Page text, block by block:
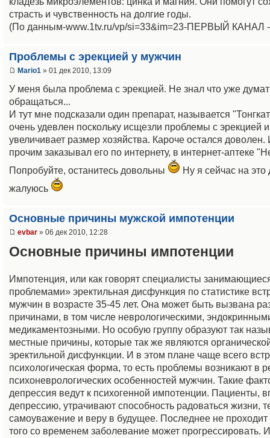
страсть и чувственность на долгие годы.
(По данным-www.1tv.ru/vp/si=33&im=23-ПЕРВЫЙ КАНАЛ -
Проблемы с эрекцией у мужчин
Mario1 » 01 дек 2010, 13:09
У меня была проблема с эрекцией. Не знал что уже
обращаться...
И тут мне подсказали один препарат, называется
очень удевлен поскольку исщезли проблемы с эрекцией
увеличивает размер хозяйства. Кароче остался
прочим заказывал его по интернету, в интернет-аптеке
Попробуйте, останитесь довольны
Ну я сейчас на это
жалуюсь
Основные причины мужской импотенции
evbar » 06 дек 2010, 12:28
Основные причины импотенции
Импотенция, или как говорят специалисты
проблемами» эректильная дисфункция по статистике
мужчин в возрасте 35-45 лет. Она может быть вызвана
причинами, в том числе неврологическими,
медикаментозными. Но особую группу образуют так
местные причины, которые так же являются
эректильной дисфункции. И в этом плане чаще всего
психологическая форма, то есть проблемы возникают в
психоневрологических особенностей мужчин. Такие
депрессия ведут к психогенной импотенции. Пациенты,
депрессию, утрачивают способность радоваться жизни,
самоуважение и веру в будущее. Последнее не
того со временем заболевание может прогрессировать.